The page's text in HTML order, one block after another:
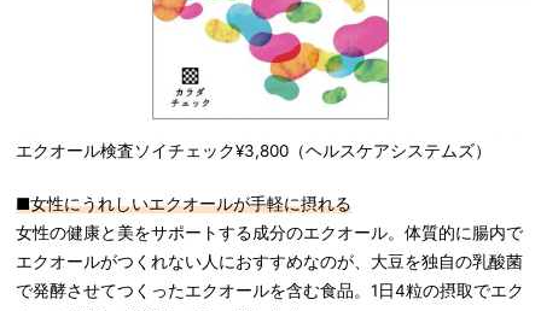
エクオール検査ソイチェック¥3,800（ヘルスケアシステムズ）
■女性にうれしいエクオールが手軽に摂れる
女性の健康と美をサポートする成分のエクオール。体質的に腸内で
エクオールがつくれない人におすすめなのが、大豆を独自の乳酸菌
で発酵させてつくったエクオールを含む食品。1日4粒の摂取でエク